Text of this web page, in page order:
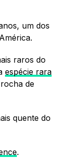
um dos
raros do
espécie rara
de
quente do
.